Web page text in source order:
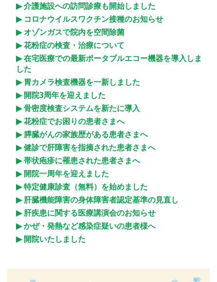
介護施設への訪問診療も開始しました
コロナウイルスワクチン接種のお知らせ
オゾンガスで院内を空間除菌
花粉症の検査・治療について
在宅医療での最新ポータブルエコー機器を導入しま
した
胃カメラ検査機器を一新しました
開院3周年を迎えました
骨密度検査システムを新たに導入
花粉症でお困りの患者さまへ
膵臓がんの家族歴がある患者さまへ
健診で肝障害を指摘された患者さまへ
帯状疱疹に罹患された患者さまへ
開院一周年を迎えました
特定健康診査（無料）を始めました
肝臓機能障害の身体障害者認定基準の見直し
肝疾患に関する医療講演会のお知らせ
かぜ・発熱など感染症疑いの患者様へ
開院いたしました